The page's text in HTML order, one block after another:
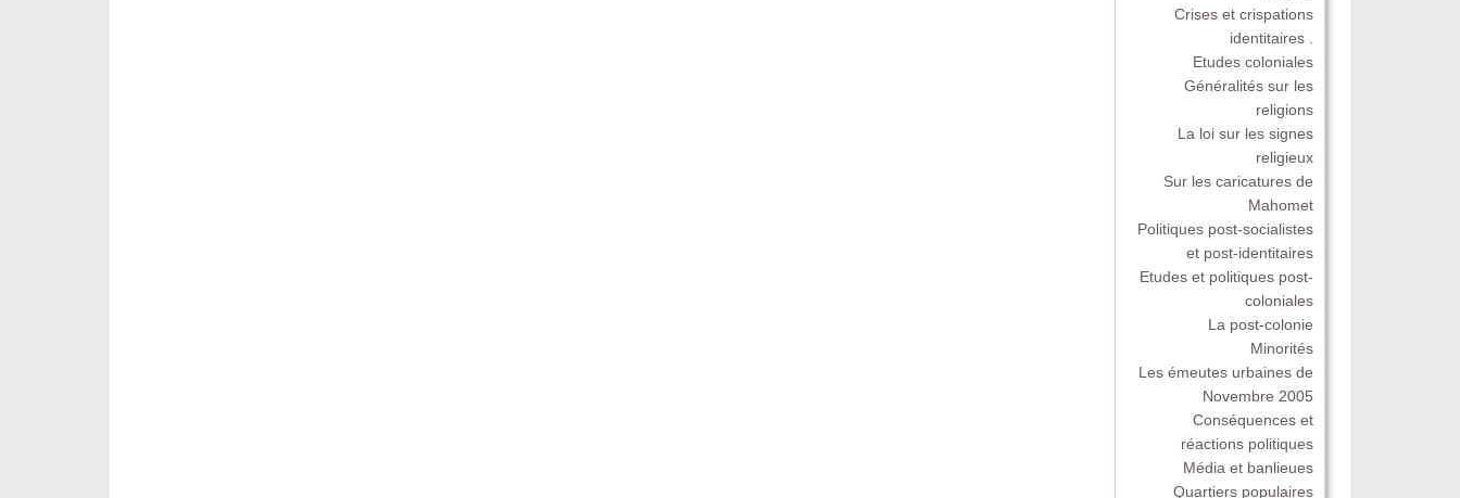
Crises et crispations
identitaires .
Etudes coloniales
Généralités sur les
religions
La loi sur les signes
religieux
Sur les caricatures de
Mahomet
Politiques post-socialistes
et post-identitaires
Etudes et politiques post-
coloniales
La post-colonie
Minorités
Les émeutes urbaines de
Novembre 2005
Conséquences et
réactions politiques
Média et banlieues
Quartiers populaires